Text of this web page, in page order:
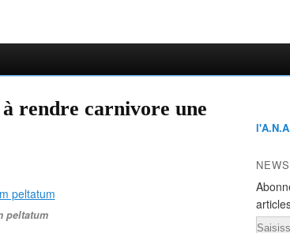
rendre carnivore une
peltatum
Email